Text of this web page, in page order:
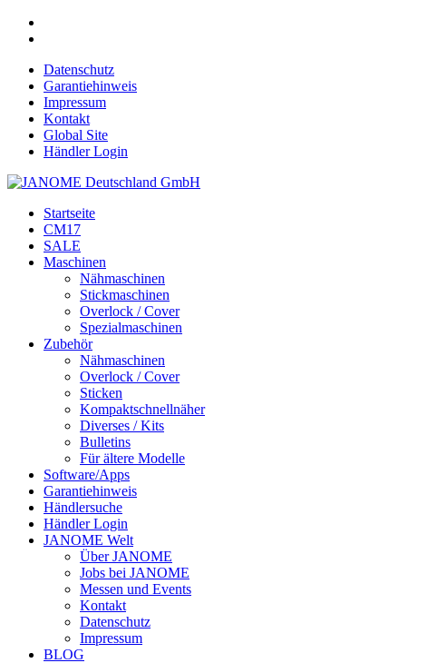
Datenschutz
Garantiehinweis
Impressum
Kontakt
Global Site
Händler Login
Startseite
CM17
SALE
Maschinen
Nähmaschinen
Stickmaschinen
Overlock / Cover
Spezialmaschinen
Zubehör
Nähmaschinen
Overlock / Cover
Sticken
Kompaktschnellnäher
Diverses / Kits
Bulletins
Für ältere Modelle
Software/Apps
Garantiehinweis
Händlersuche
Händler Login
JANOME Welt
Über JANOME
Jobs bei JANOME
Messen und Events
Kontakt
Datenschutz
Impressum
BLOG